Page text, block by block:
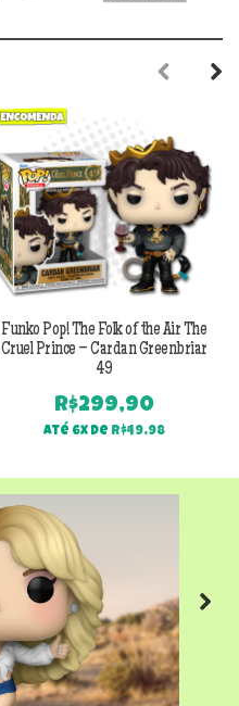
Funko Pop! The Folk of the Air The
Cruel Prince – Cardan Greenbriar
49
R$299,90
Até 6x de R$49,98
Next